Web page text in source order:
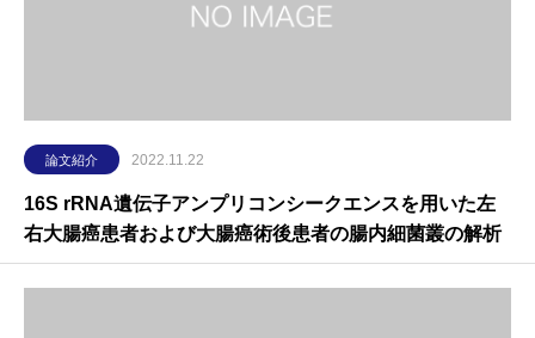
論文紹介 2022.11.22
16S rRNA遺伝子アンプリコンシークエンスを用いた左
右大腸癌患者および大腸癌術後患者の腸内細菌叢の解析